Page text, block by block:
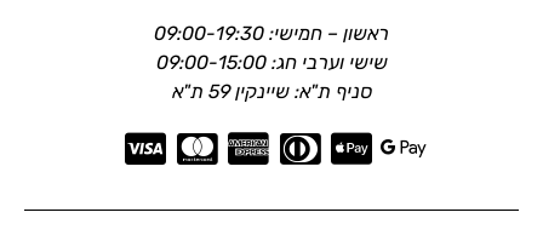
ראשון – חמישי: 09:00-19:30
שישי וערבי חג: 09:00-15:00
סניף ת"א: שיינקין 59 ת"א